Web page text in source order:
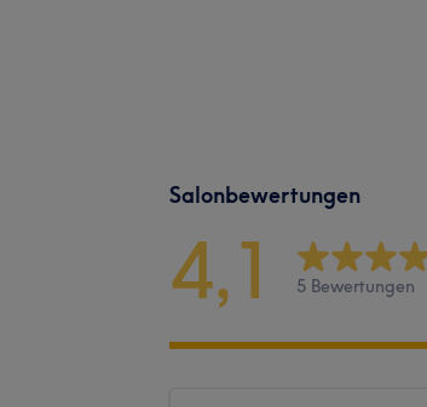
Salonbewertungen
4,1 5 Bewertungen